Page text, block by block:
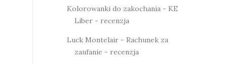
Kolorowanki do zakochania - KE
Liber - recenzja
Luck Montelair - Rachunek za
zaufanie - recenzja